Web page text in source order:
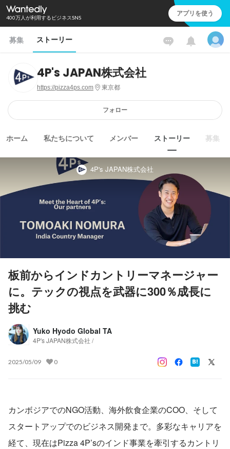
400万人が利用するビジネスSNS アプリを使う
募集 ストーリー
4P's JAPAN株式会社
https://pizza4ps.com 東京都
フォロー
ホーム 私たちについて メンバー ストーリー 募集
4P's JAPAN株式会社
板前からインドカントリーマネージャー
に。テックの視点を武器に300％成長に
挑む
Yuko Hyodo Global TA
4P's JAPAN株式会社 /
2025/05/09 0
カンボジアでのNGO活動、海外飲食企業のCOO、そして
スタートアップでのビジネス開発まで。多彩なキャリアを
経て、現在はPizza 4P’sのインド事業を牽引するカントリ